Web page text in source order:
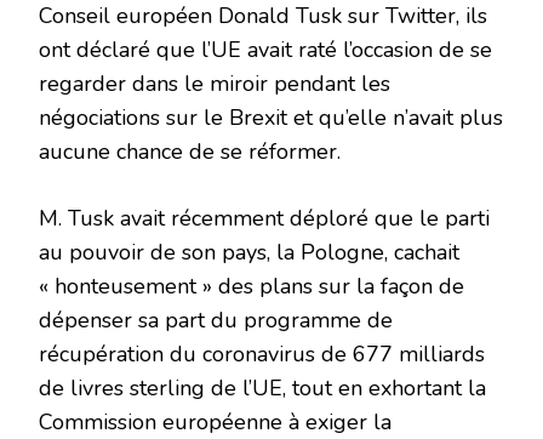
Conseil européen Donald Tusk sur Twitter, ils
ont déclaré que l’UE avait raté l’occasion de se
regarder dans le miroir pendant les
négociations sur le Brexit et qu’elle n’avait plus
aucune chance de se réformer.
M. Tusk avait récemment déploré que le parti
au pouvoir de son pays, la Pologne, cachait
« honteusement » des plans sur la façon de
dépenser sa part du programme de
récupération du coronavirus de 677 milliards
de livres sterling de l’UE, tout en exhortant la
Commission européenne à exiger la